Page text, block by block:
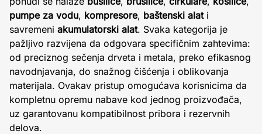
pumpe za vodu, kompresore, baštenski alati
savremeni akumulatorski alat. Svaka kategorija je
pažljivo razvijena da odgovara specifičnim zahtevima:
od preciznog sečenja drveta i metala, preko efikasnog
navodnjavanja, do snažnog čišćenja i oblikovanja
materijala. Ovakav pristup omogućava korisnicima da
kompletnu opremu nabave kod jednog proizvođača,
uz garantovanu kompatibilnost pribora i rezervnih
delova.